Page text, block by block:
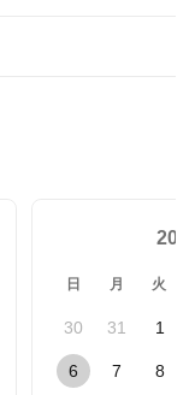
日 月 火
30 31 1
6 7 8